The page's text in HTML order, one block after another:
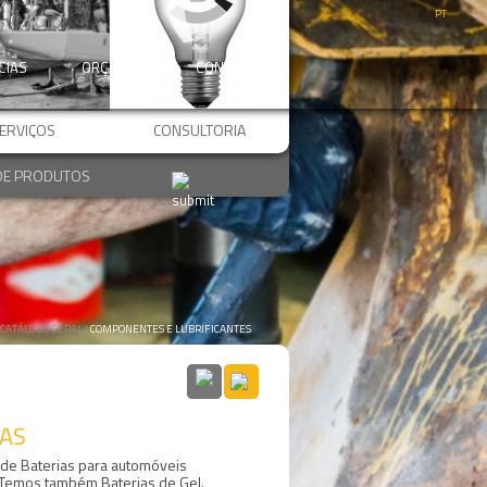
PT
ORÇAMENTO CONTACTOS
CONSULTORIA
CATÁLOGO GERAL |COMPONENTES E LUBRIFICANTES
Componentes
para
Baterias para automóveis
também Baterias de Gel.